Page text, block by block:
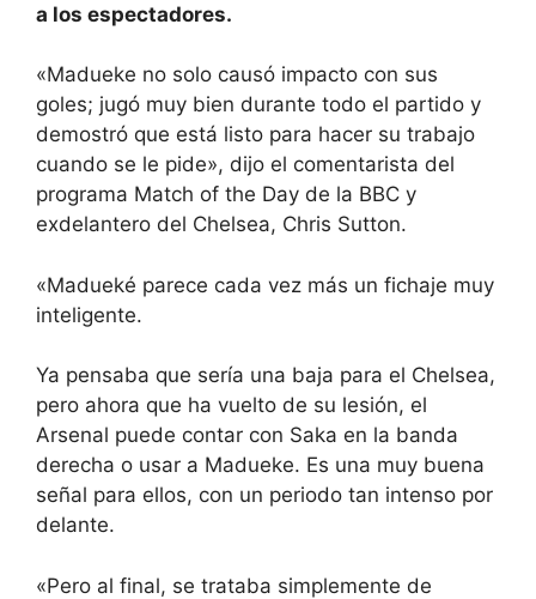
a los espectadores.
«Madueke no solo causó impacto con sus
goles; jugó muy bien durante todo el partido y
demostró que está listo para hacer su trabajo
cuando se le pide», dijo el comentarista del
programa Match of the Day de la BBC y
exdelantero del Chelsea, Chris Sutton.
«Madueké parece cada vez más un fichaje muy
inteligente.
Ya pensaba que sería una baja para el Chelsea,
pero ahora que ha vuelto de su lesión, el
Arsenal puede contar con Saka en la banda
derecha o usar a Madueke. Es una muy buena
señal para ellos, con un periodo tan intenso por
delante.
«Pero al final, se trataba simplemente de